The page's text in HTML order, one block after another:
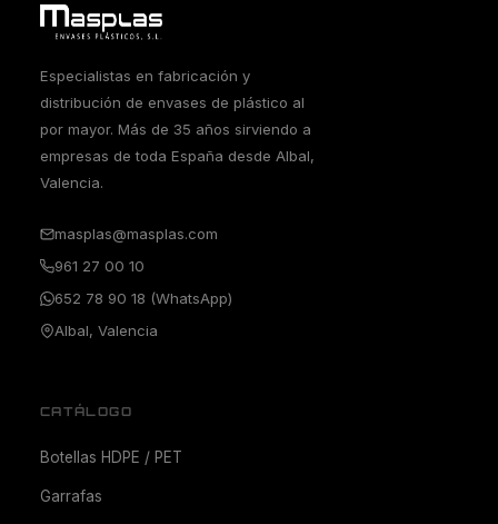
Especialistas en fabricación y
distribución de envases de plástico al
por mayor. Más de 35 años sirviendo a
empresas de toda España desde Albal,
Valencia.
masplas@masplas.com
961 27 00 10
652 78 90 18 (WhatsApp)
Albal, Valencia
CATÁLOGO
Botellas HDPE / PET
Garrafas